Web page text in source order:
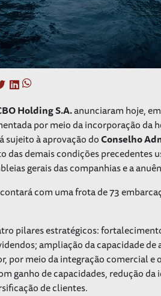
Holding S.A.anunciaram hoje,
por meio da incorporação da
sujeito à aprovação doConselho
das demais condições precedentes
gerais das companhias e a
com uma frota de 73
pilares estratégicos:
ampliação da capacidade de
por meio da integração comercial e
ganho de capacidades, redução da
de clientes.